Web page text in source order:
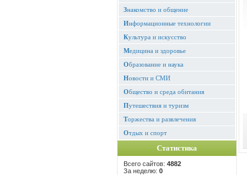
Знакомство и общение
Информационные технологии
Культура и искусство
Медицина и здоровье
Образование и наука
Новости и СМИ
Общество и среда обитания
Путешествия и туризм
Торжества и развлечения
Отдых и спорт
Статистика
Всего сайтов: 4882
За неделю: 0